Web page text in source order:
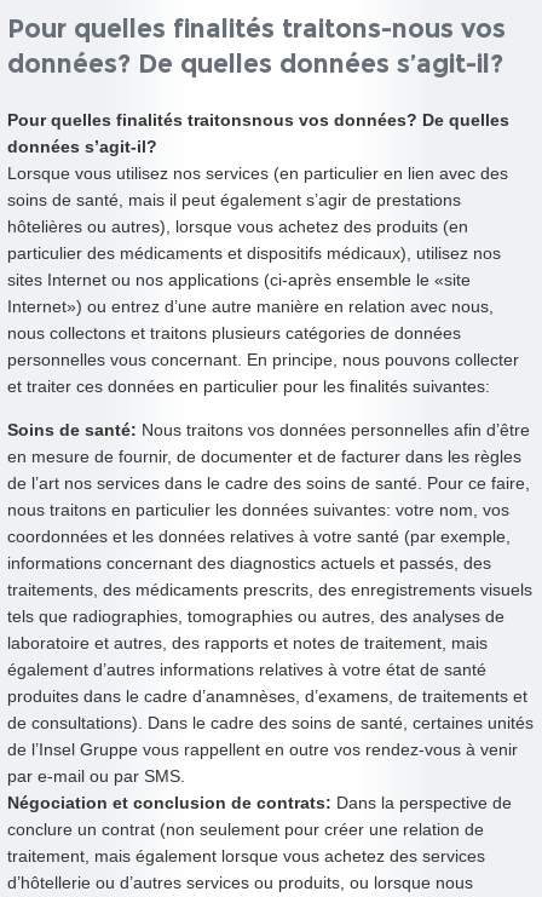
Pour quelles finalités traitons-nous vos
données? De quelles données s’agit-il?
Pour quelles finalités traitonsnous vos données? De quelles
données s’agit-il?
Lorsque vous utilisez nos services (en particulier en lien avec des
soins de santé, mais il peut également s’agir de prestations
hôtelières ou autres), lorsque vous achetez des produits (en
particulier des médicaments et dispositifs médicaux), utilisez nos
sites Internet ou nos applications (ci-après ensemble le «site
Internet») ou entrez d’une autre manière en relation avec nous,
nous collectons et traitons plusieurs catégories de données
personnelles vous concernant. En principe, nous pouvons collecter
et traiter ces données en particulier pour les finalités suivantes:
Soins de santé: Nous traitons vos données personnelles afin d’être
en mesure de fournir, de documenter et de facturer dans les règles
de l’art nos services dans le cadre des soins de santé. Pour ce faire,
nous traitons en particulier les données suivantes: votre nom, vos
coordonnées et les données relatives à votre santé (par exemple,
informations concernant des diagnostics actuels et passés, des
traitements, des médicaments prescrits, des enregistrements visuels
tels que radiographies, tomographies ou autres, des analyses de
laboratoire et autres, des rapports et notes de traitement, mais
également d’autres informations relatives à votre état de santé
produites dans le cadre d’anamnèses, d’examens, de traitements et
de consultations). Dans le cadre des soins de santé, certaines unités
de l’Insel Gruppe vous rappellent en outre vos rendez-vous à venir
par e-mail ou par SMS.
Négociation et conclusion de contrats: Dans la perspective de
conclure un contrat (non seulement pour créer une relation de
traitement, mais également lorsque vous achetez des services
d’hôtellerie ou d’autres services ou produits, ou lorsque nous